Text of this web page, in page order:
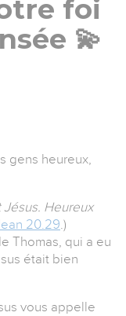
foi
💫
gens heureux,
Jésus. Heureux
20.29.)
Thomas, qui a eu
était bien
vous appelle